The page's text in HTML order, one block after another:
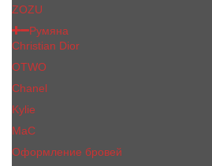
ZOZU
Румяна
Christian Dior
OTWO
Сhanеl
Kylie
MaC
Оформление бровей